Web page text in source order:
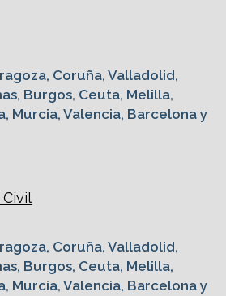
Coruña, Valladolid,
Burgos, Ceuta, Melilla,
Murcia, Valencia, Barcelona y
Coruña, Valladolid,
Burgos, Ceuta, Melilla,
Murcia, Valencia, Barcelona y